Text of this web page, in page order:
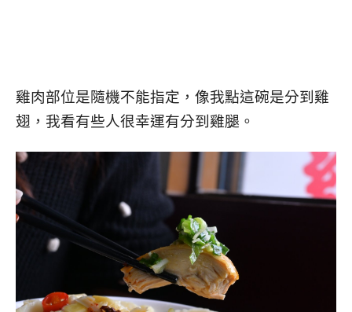
雞肉部位是隨機不能指定，像我點這碗是分到雞
翅，我看有些人很幸運有分到雞腿。